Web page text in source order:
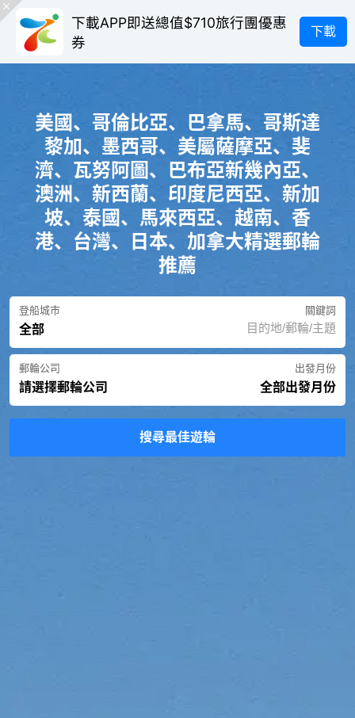
下載APP即送總值$710旅行團優惠
券
下載
美國、哥倫比亞、巴拿馬、哥斯達
黎加、墨西哥、美屬薩摩亞、斐
濟、瓦努阿圖、巴布亞新幾內亞、
澳洲、新西蘭、印度尼西亞、新加
坡、泰國、馬來西亞、越南、香
港、台灣、日本、加拿大精選郵輪
推薦
登船城市
全部
關鍵詞
郵輪公司
請選擇郵輪公司
出發月份
全部出發月份
搜尋最佳遊輪